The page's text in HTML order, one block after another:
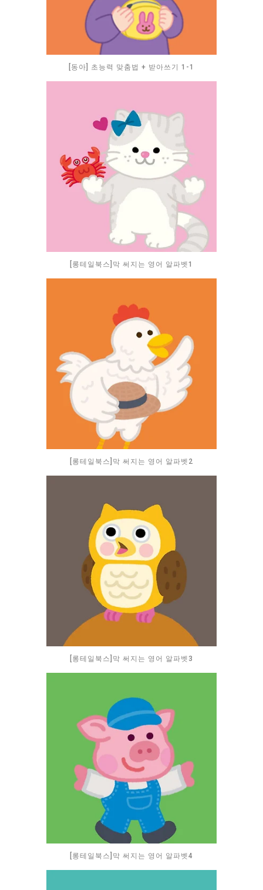
[동아] 초능력 맞춤법 + 받아쓰기 1-1
[롱테일북스]막 써지는 영어 알파벳1
[롱테일북스]막 써지는 영어 알파벳2
[롱테일북스]막 써지는 영어 알파벳3
[롱테일북스]막 써지는 영어 알파벳4